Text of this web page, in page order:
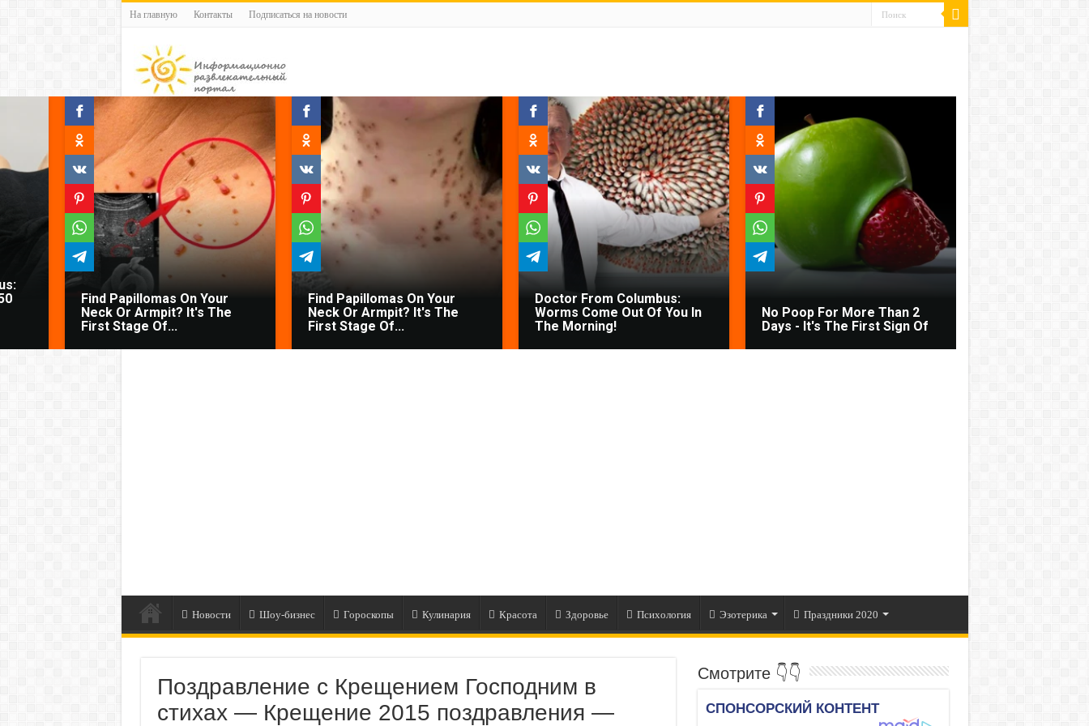
На главную Контакты Подписаться на новости
Find Papillomas On Your
Neck Or Armpit? It's The
First Stage Of...
Find Papillomas On Your
Neck Or Armpit? It's The
First Stage Of...
Doctor From Columbus:
Worms Come Out Of You In
The Morning!
No Poop For More Than 2
Days - It's The First Sign Of
Новости Шоу-бизнес Гороскопы Кулинария Красота Здоровье Психология Эзотерика Праздники 2020
Поздравление с Крещением Господним в
стихах — Крещение 2015 поздравления —
Смотрите 👇👇